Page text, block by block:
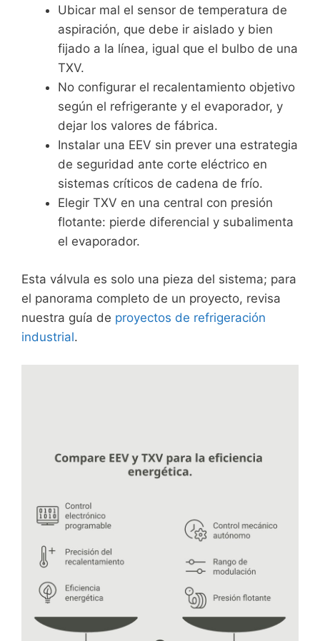
Ubicar mal el sensor de temperatura de
aspiración, que debe ir aislado y bien
fijado a la línea, igual que el bulbo de una
TXV.
No configurar el recalentamiento objetivo
según el refrigerante y el evaporador, y
dejar los valores de fábrica.
Instalar una EEV sin prever una estrategia
de seguridad ante corte eléctrico en
sistemas críticos de cadena de frío.
Elegir TXV en una central con presión
flotante: pierde diferencial y subalimenta
el evaporador.
Esta válvula es solo una pieza del sistema; para
el panorama completo de un proyecto, revisa
nuestra guía de proyectos de refrigeración
industrial.